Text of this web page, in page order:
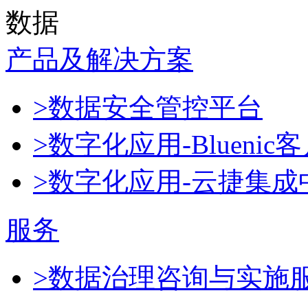
数据
产品及解决方案
>数据安全管控平台
>数字化应用-Bluenic
>数字化应用-云捷集成
服务
>数据治理咨询与实施